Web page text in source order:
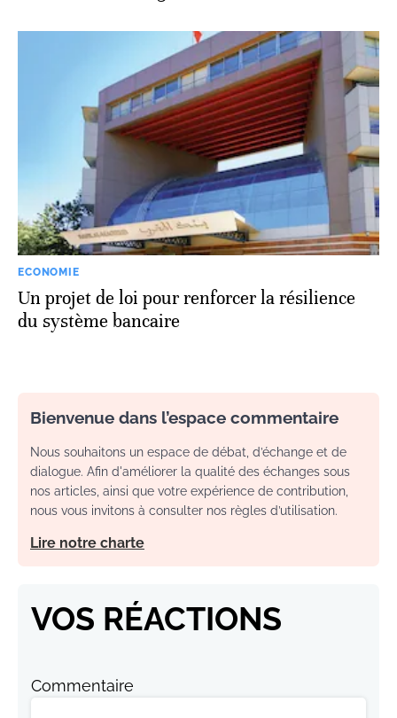
ECONOMIE
Un projet de loi pour renforcer la résilience
du système bancaire
Bienvenue dans l’espace commentaire
Nous souhaitons un espace de débat, d’échange et de
dialogue. Afin d'améliorer la qualité des échanges sous
nos articles, ainsi que votre expérience de contribution,
nous vous invitons à consulter nos règles d’utilisation.
Lire notre charte
VOS RÉACTIONS
Commentaire